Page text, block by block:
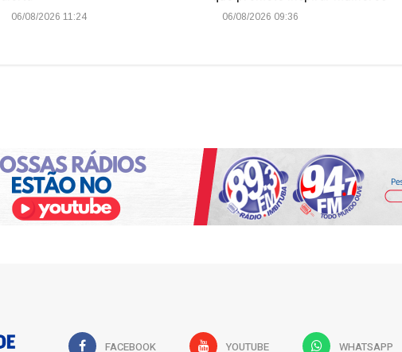
06/08/2026 11:24 06/08/2026 09:36
FACEBOOK YOUTUBE WHATSAPP